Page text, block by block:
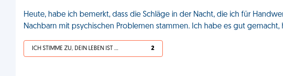
Heute, habe ich bemerkt, dass die Schläge in der Nacht, die ich für
Nachbarn mit psychischen Problemen stammen. Ich habe es gut gemacht,
ICH STIMME ZU, DEIN LEBEN IST SCHEISSE 2